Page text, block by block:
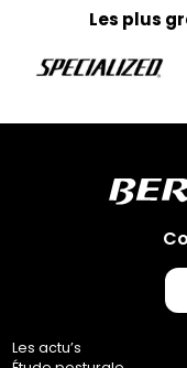
70 rue du Clair Bocage
85000, Mouilleron-
Les plus
Les actu’s